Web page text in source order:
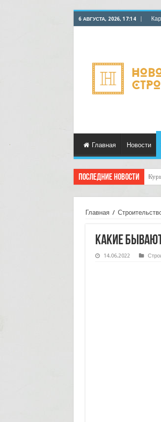
6 АВГУСТА, 2026, 17:14
Главная Новости
Последние новости
Главная /
Какие
14.06.2022